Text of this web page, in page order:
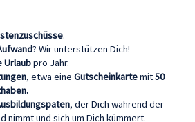
.
? Wir unterstützen Dich!
Urlaubpro Jahr.
, etwa eine Gutscheinkartemit50
, der Dich während der
nimmt und sich um Dich kümmert.